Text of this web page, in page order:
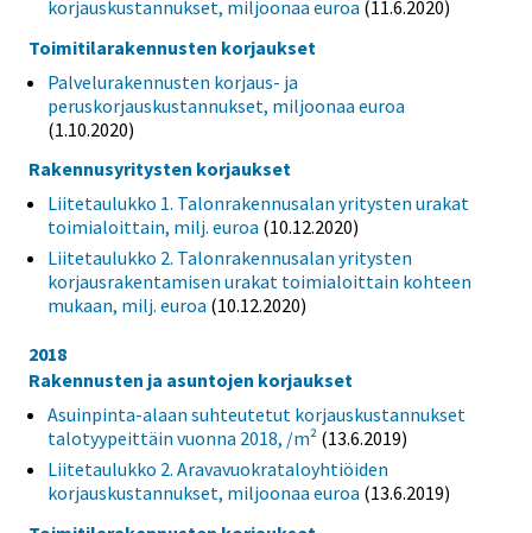
korjauskustannukset, miljoonaa euroa (11.6.2020)
Toimitilarakennusten korjaukset
Palvelurakennusten korjaus- ja
peruskorjauskustannukset, miljoonaa euroa
(1.10.2020)
Rakennusyritysten korjaukset
Liitetaulukko 1. Talonrakennusalan yritysten urakat
toimialoittain, milj. euroa (10.12.2020)
Liitetaulukko 2. Talonrakennusalan yritysten
korjausrakentamisen urakat toimialoittain kohteen
mukaan, milj. euroa (10.12.2020)
2018
Rakennusten ja asuntojen korjaukset
Asuinpinta-alaan suhteutetut korjauskustannukset
talotyypeittäin vuonna 2018, /m² (13.6.2019)
Liitetaulukko 2. Aravavuokrataloyhtiöiden
korjauskustannukset, miljoonaa euroa (13.6.2019)